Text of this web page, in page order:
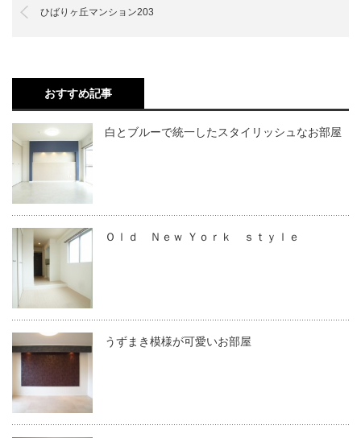
ひばりヶ丘マンション203
おすすめ記事
白とブルーで統一したスタイリッシュなお部屋
Ｏｌｄ Ｎｅｗ Ｙｏｒｋ ｓｔｙｌｅ
うずまき模様が可愛いお部屋